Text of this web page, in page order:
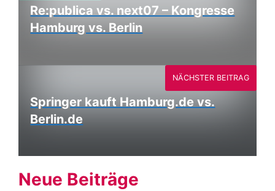
Re:publica vs. next07 – Kongresse
Hamburg vs. Berlin
Springer kauft Hamburg.de vs.
Berlin.de
NÄCHSTER BEITRAG
Neue Beiträge